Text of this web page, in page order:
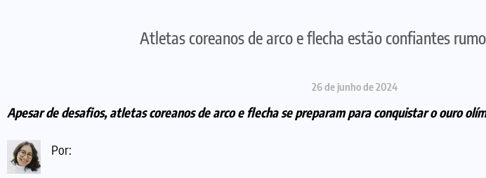
Atletas coreanos de arco e flecha estão confiantes
26 de junho de 2024
Apesar de desafios, atletas coreanos de arco e flecha se preparam para conquistar o ouro
Por: